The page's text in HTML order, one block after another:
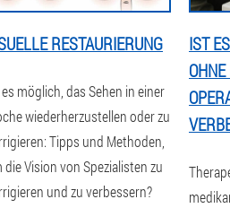
RESTAURIERUNG
möglich, das Sehen in einer
wiederherzustellen oder zu
Tipps und Methoden,
die Vision von Spezialisten zu
und zu verbessern?
IST